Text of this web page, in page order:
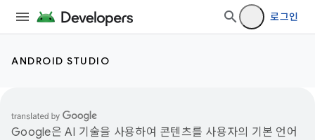
로그인
ANDROID STUDIO
Google은 AI 기술을 사용하여 콘텐츠를 사용자의 기본 언어